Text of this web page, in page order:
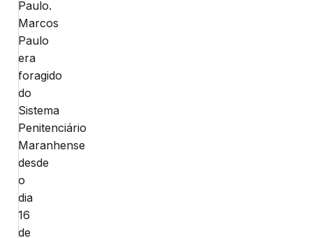
Paulo.
Marcos
Paulo
era
foragido
do
Sistema
Penitenciário
Maranhense
desde
o
dia
16
de